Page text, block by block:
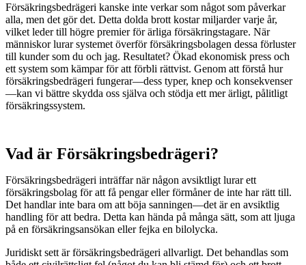
Försäkringsbedrägeri kanske inte verkar som något som påverkar
alla, men det gör det. Detta dolda brott kostar miljarder varje år,
vilket leder till högre premier för ärliga försäkringstagare. När
människor lurar systemet överför försäkringsbolagen dessa förluster
till kunder som du och jag. Resultatet? Ökad ekonomisk press och
ett system som kämpar för att förbli rättvist. Genom att förstå hur
försäkringsbedrägeri fungerar—dess typer, knep och konsekvenser
—kan vi bättre skydda oss själva och stödja ett mer ärligt, pålitligt
försäkringssystem.
Vad är Försäkringsbedrägeri?
Försäkringsbedrägeri inträffar när någon avsiktligt lurar ett
försäkringsbolag för att få pengar eller förmåner de inte har rätt till.
Det handlar inte bara om att böja sanningen—det är en avsiktlig
handling för att bedra. Detta kan hända på många sätt, som att ljuga
på en försäkringsansökan eller fejka en bilolycka.
Juridiskt sett är försäkringsbedrägeri allvarligt. Det behandlas som